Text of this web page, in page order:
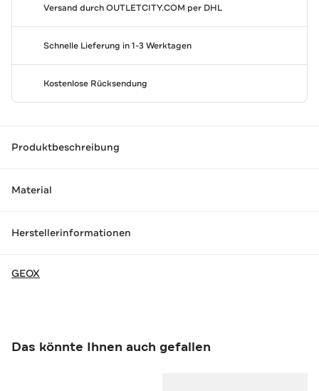
Versand durchOUTLETCITY.COM per DHL
Schnelle Lieferung in 1-3 Werktagen
Kostenlose Rücksendung
Produktbeschreibung
Material
Herstellerinformationen
GEOX
Das könnte Ihnen auch gefallen